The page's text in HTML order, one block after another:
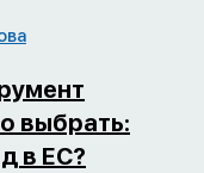
выбрать:
в ЕС?